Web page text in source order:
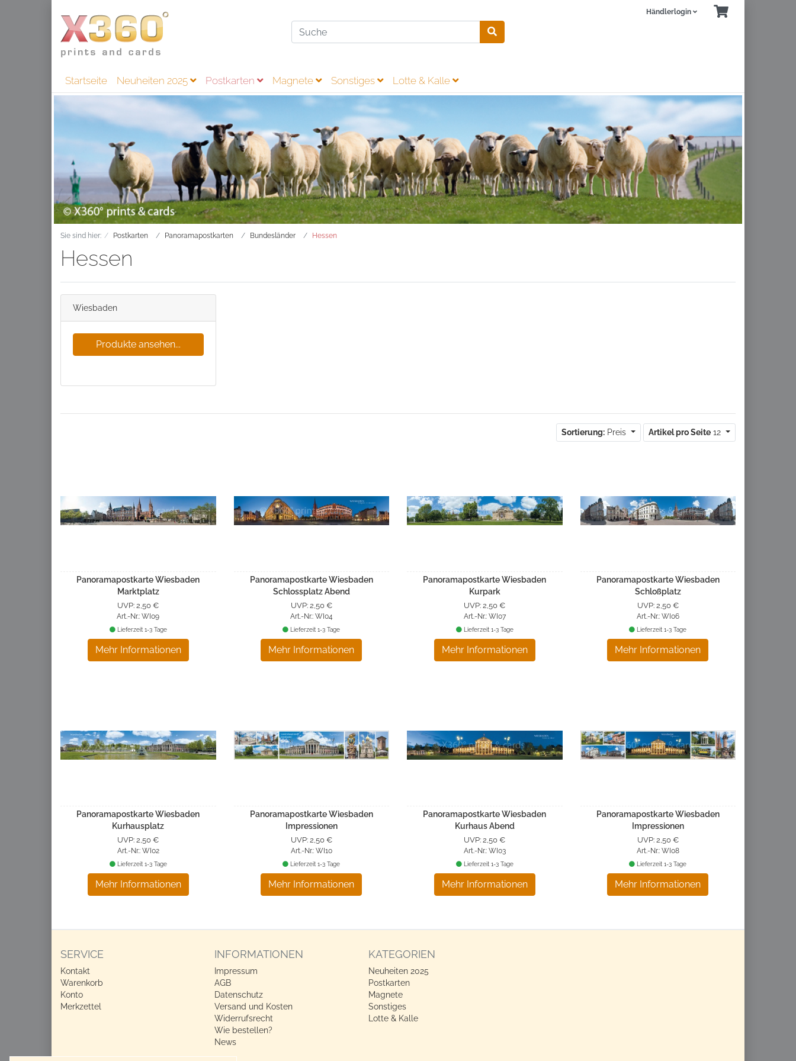
Händlerlogin
Startseite Neuheiten 2025 Postkarten Magnete Sonstiges Lotte & Kalle
Sie sind hier: Postkarten Panoramapostkarten Bundesländer Hessen
Hessen
Wiesbaden
Produkte ansehen...
Sortierung: Preis Artikel pro Seite 12
Panoramapostkarte Wiesbaden
Marktplatz
UVP: 2,50 €
Art.-Nr.: WI09
Mehr Informationen
Lieferzeit 1-3 Tage
Panoramapostkarte Wiesbaden
Schlossplatz Abend
UVP: 2,50 €
Art.-Nr.: WI04
Mehr Informationen
Lieferzeit 1-3 Tage
Panoramapostkarte Wiesbaden
Kurpark
UVP: 2,50 €
Art.-Nr.: WI07
Mehr Informationen
Lieferzeit 1-3 Tage
Panoramapostkarte Wiesbaden
Schloßplatz
UVP: 2,50 €
Art.-Nr.: WI06
Mehr Informationen
Lieferzeit 1-3 Tage
Panoramapostkarte Wiesbaden
Kurhausplatz
UVP: 2,50 €
Art.-Nr.: WI02
Mehr Informationen
Lieferzeit 1-3 Tage
Panoramapostkarte Wiesbaden
Impressionen
UVP: 2,50 €
Art.-Nr.: WI10
Mehr Informationen
Lieferzeit 1-3 Tage
Panoramapostkarte Wiesbaden
Kurhaus Abend
UVP: 2,50 €
Art.-Nr.: WI03
Mehr Informationen
Lieferzeit 1-3 Tage
Panoramapostkarte Wiesbaden
Impressionen
UVP: 2,50 €
Art.-Nr.: WI08
Mehr Informationen
Lieferzeit 1-3 Tage
SERVICE
Kontakt
Warenkorb
Konto
Merkzettel
INFORMATIONEN
Impressum
AGB
Datenschutz
Versand und Kosten
Widerrufsrecht
Wie bestellen?
News
KATEGORIEN
Neuheiten 2025
Postkarten
Magnete
Sonstiges
Lotte & Kalle